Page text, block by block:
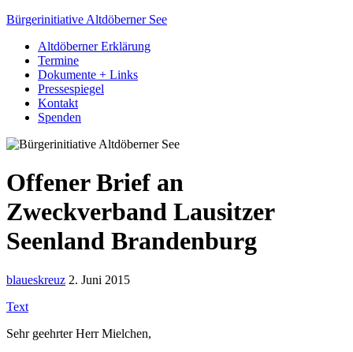
Bürgerinitiative Altdöberner See
Altdöberner Erklärung
Termine
Dokumente + Links
Pressespiegel
Kontakt
Spenden
Offener Brief an
Zweckverband Lausitzer
Seenland Brandenburg
blaueskreuz 2. Juni 2015
Text
Sehr geehrter Herr Mielchen,